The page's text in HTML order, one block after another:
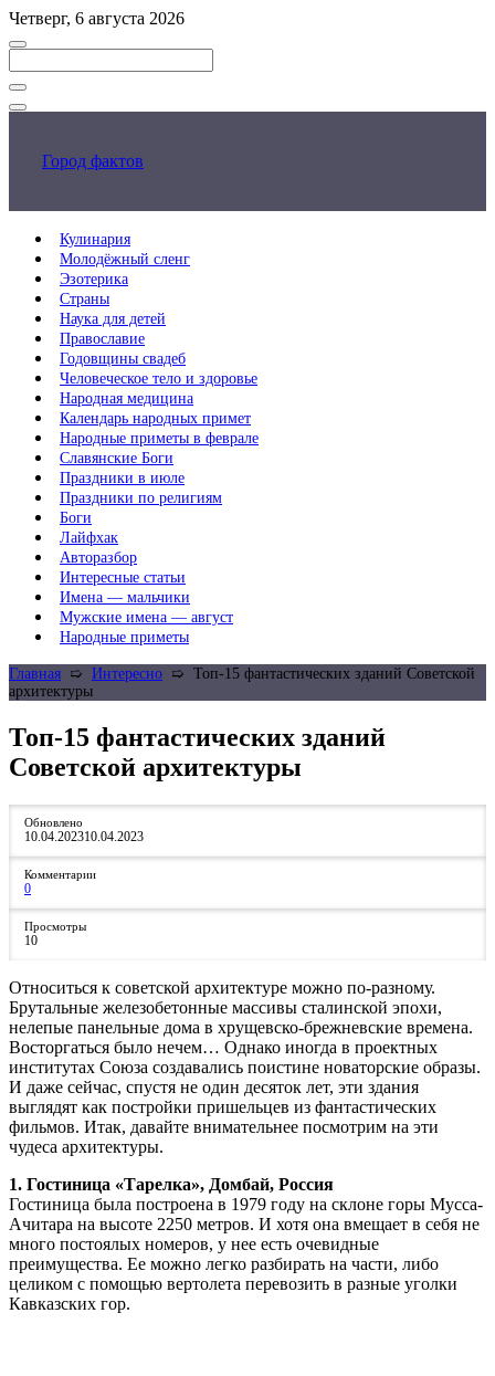
Перейти
к
контенту
Четверг, 6 августа 2026
Закрыть
Город фактов
Кулинария
Молодёжный сленг
Эзотерика
Страны
Наука для детей
Православие
Годовщины свадеб
Человеческое тело и здоровье
Народная медицина
Календарь народных примет
Народные приметы в феврале
Славянские Боги
Праздники в июле
Праздники по религиям
Боги
Лайфхак
Авторазбор
Интересные статьи
Имена — мальчики
Мужские имена — август
Народные приметы
Главная ➯ Интересно ➯ Топ-15 фантастических зданий Советской
архитектуры
Топ-15 фантастических зданий
Советской архитектуры
Обновлено
10.04.202310.04.2023
Комментарии
0
Просмотры
10
Относиться к советской архитектуре можно по-разному.
Брутальные железобетонные массивы сталинской эпохи,
нелепые панельные дома в хрущевско-брежневские времена.
Восторгаться было нечем… Однако иногда в проектных
институтах Союза создавались поистине новаторские образы.
И даже сейчас, спустя не один десяток лет, эти здания
выглядят как постройки пришельцев из фантастических
фильмов. Итак, давайте внимательнее посмотрим на эти
чудеса архитектуры.
1. Гостиница «Тарелка», Домбай, Россия
Гостиница была построена в 1979 году на склоне горы Мусса-
Ачитара на высоте 2250 метров. И хотя она вмещает в себя не
много постоялых номеров, у нее есть очевидные
преимущества. Ее можно легко разбирать на части, либо
целиком с помощью вертолета перевозить в разные уголки
Кавказских гор.